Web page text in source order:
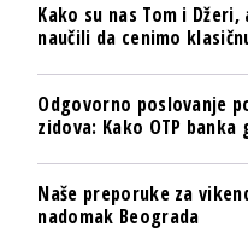
Kako su nas Tom i
naučili da cenimo
Odgovorno poslovanje
zidova: Kako OTP
Naše preporuke za
nadomak Beograda